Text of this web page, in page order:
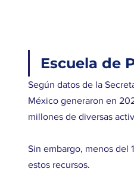
Escuela de
Según datos de la
México generaron en
millones de diversas
Sin embargo, menos del
estos recursos.